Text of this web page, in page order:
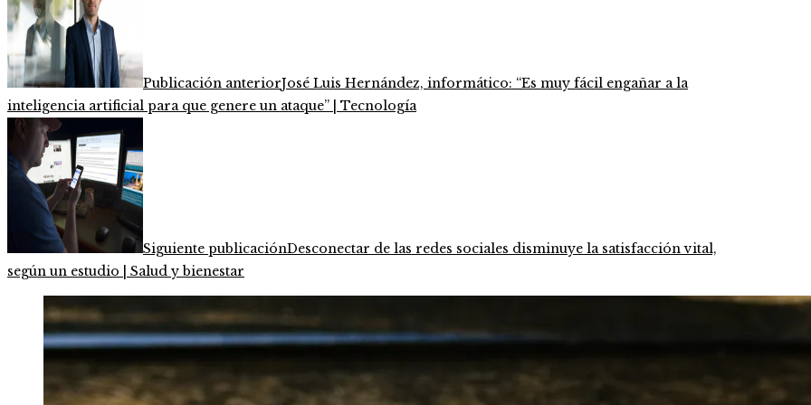
Publicación anteriorJosé Luis Hernández, informático: “Es muy fácil engañar a la
inteligencia artificial para que genere un ataque” | Tecnología
Siguiente publicaciónDesconectar de las redes sociales disminuye la satisfacción vital,
según un estudio | Salud y bienestar